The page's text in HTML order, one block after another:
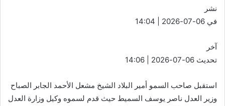
نشر
في 06-07-2026 | 14:04
آخر
تحديث 06-07-2026 | 14:06
استقبل صاحب السمو أمير البلاد الشيخ مشعل الأحمد الجابر الصباح
وزير العدل ناصر يوسف السميط حيث قدم لسموه وكيل وزارة العدل